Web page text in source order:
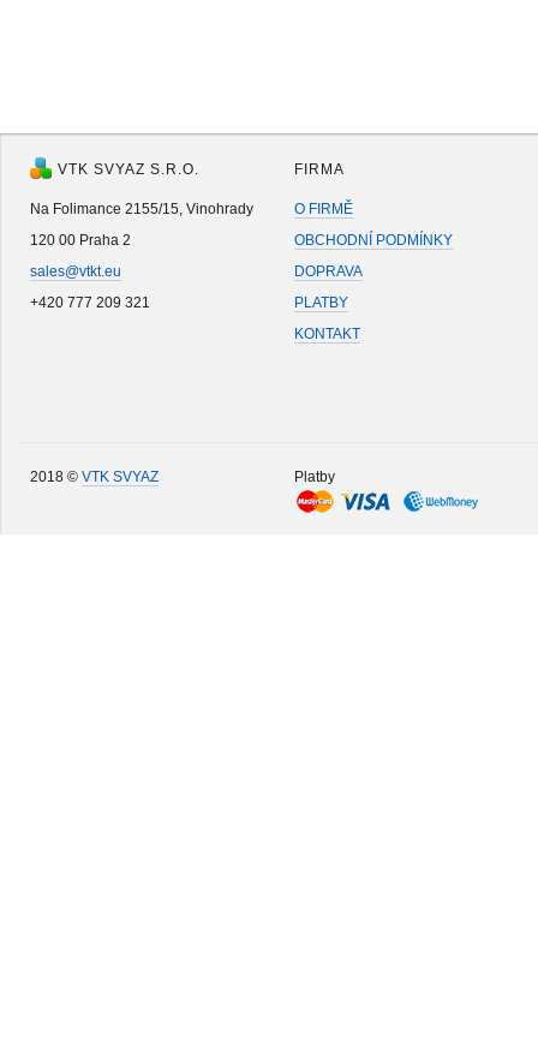
VTK SVYAZ S.R.O.
Na Folimance 2155/15, Vinohrady
120 00 Praha 2
sales@vtkt.eu
+420 777 209 321
FIRMA
O FIRMĚ
OBCHODNÍ PODMÍNKY
DOPRAVA
PLATBY
KONTAKT
2018 © VTK SVYAZ Platby